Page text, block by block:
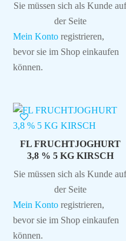
Sie müssen sich als Kunde
der Seite
Mein Konto registrieren,
bevor sie im Shop einkaufen
können.
FL FRUCHTJOGHURT
3,8 % 5 KG KIRSCH
Sie müssen sich als Kunde
der Seite
Mein Konto registrieren,
bevor sie im Shop einkaufen
können.